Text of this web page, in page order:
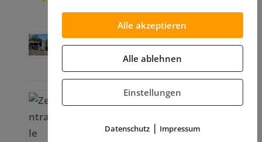
Aktuelles
Tag der offenen Tür in Volkach – ein inspirierender
Tag für den FUAV
Zentrale Feier zum Veteranentag der FUAV erneut
mit der Team-Respect-Area vor Ort
Alle akzeptieren
Alle ablehnen
Einstellungen
Datenschutz| Impressum